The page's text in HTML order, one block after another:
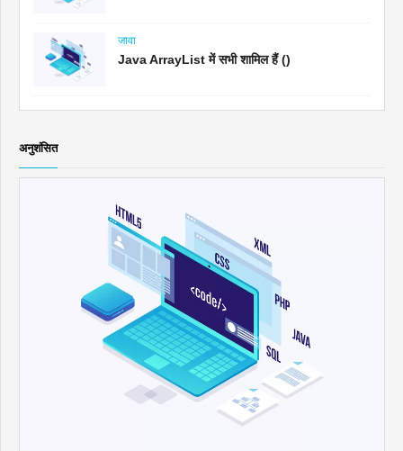
जावा
Java ArrayList में सभी शामिल हैं ()
अनुशंसित